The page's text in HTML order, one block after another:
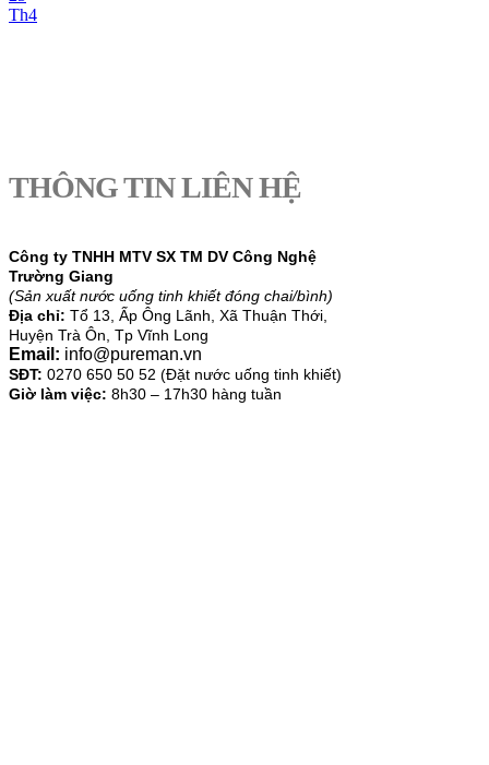
Th4
THÔNG TIN LIÊN HỆ
Công ty TNHH MTV SX TM DV Công Nghệ
Trường Giang
(Sản xuất nước uống tinh khiết đóng chai/bình)
Địa chỉ: Tổ 13, Ấp Ông Lãnh, Xã Thuận Thới,
Huyện Trà Ôn, Tp Vĩnh Long
Email: info@pureman.vn
SĐT: 0270 650 50 52 (Đặt nước uống tinh khiết)
Giờ làm việc: 8h30 – 17h30 hàng tuần